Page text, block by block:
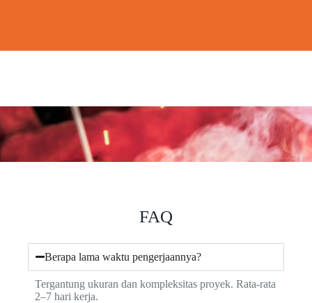
FAQ
Berapa lama waktu pengerjaannya?
Tergantung ukuran dan kompleksitas proyek. Rata-rata
2–7 hari kerja.